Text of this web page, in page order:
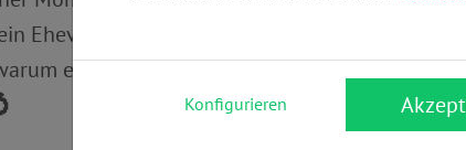
Ehevertrag kann Dich und Deinen Partner
ein Ehevertrag sinnvoll sein kann,was
Konfigurieren